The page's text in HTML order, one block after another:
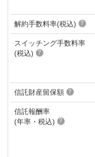
解約手数料率(税込)
スイッチング手数料率
(税込)
信託財産留保額
信託報酬率
(年率・税込)